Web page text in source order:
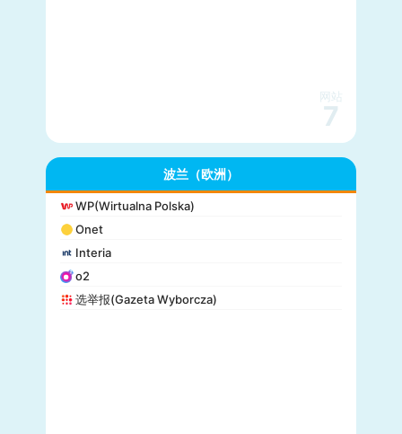
网站
7
波兰（欧洲）
WP(Wirtualna Polska)
Onet
Interia
o2
选举报(Gazeta Wyborcza)